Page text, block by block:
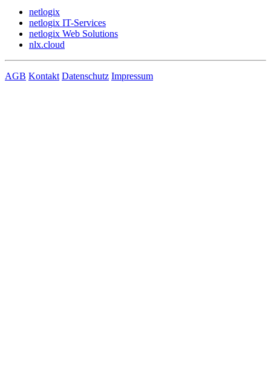
netlogix
netlogix IT-Services
netlogix Web Solutions
nlx.cloud
AGB Kontakt Datenschutz Impressum